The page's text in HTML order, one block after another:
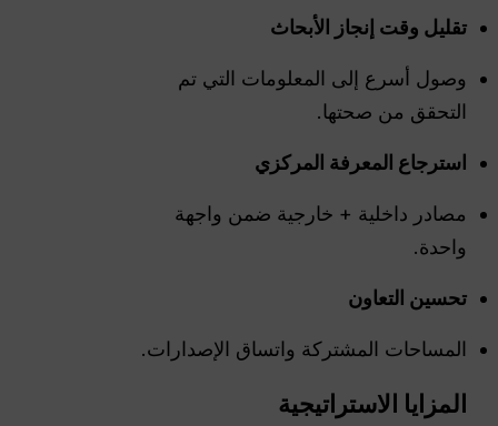
تقليل وقت إنجاز الأبحاث
وصول أسرع إلى المعلومات التي تم
التحقق من صحتها.
استرجاع المعرفة المركزي
مصادر داخلية + خارجية ضمن واجهة
واحدة.
تحسين التعاون
المساحات المشتركة واتساق الإصدارات.
المزايا الاستراتيجية